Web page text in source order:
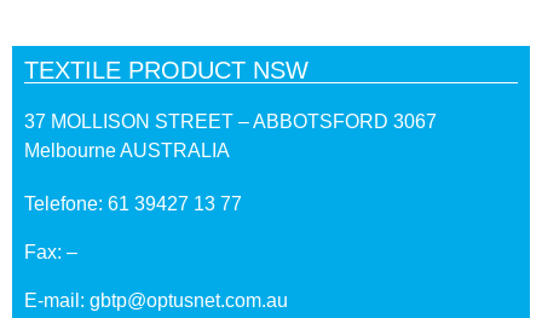
TEXTILE PRODUCT NSW
37 MOLLISON STREET – ABBOTSFORD 3067
Melbourne AUSTRALIA
Telefone: 61 39427 13 77
Fax: –
E-mail: gbtp@optusnet.com.au